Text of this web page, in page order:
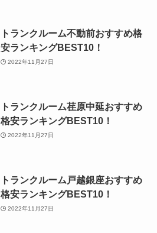
トランクルーム不動前おすすめ格
安ランキングBEST10！
2022年11月27日
トランクルーム荏原中延おすすめ
格安ランキングBEST10！
2022年11月27日
トランクルーム戸越銀座おすすめ
格安ランキングBEST10！
2022年11月27日